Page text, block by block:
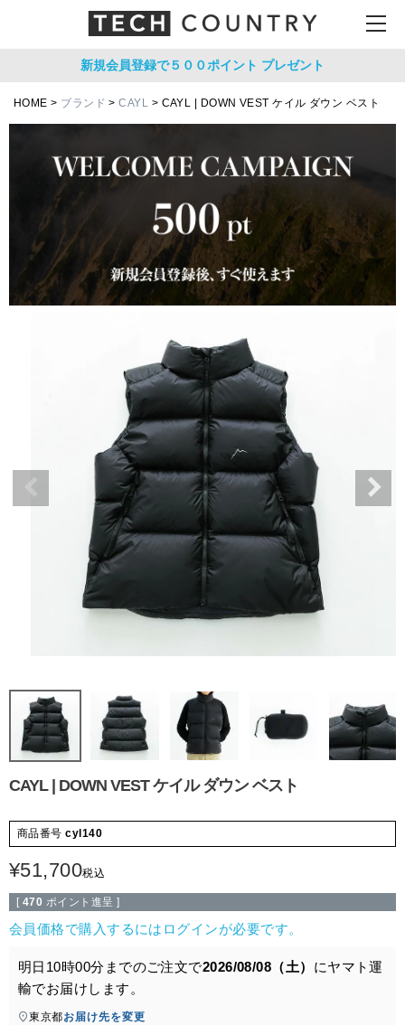
新規会員登録で５００ポイント プレゼント
HOME ブランド CAYL CAYL | DOWN VEST ケイル ダウン ベスト
CAYL | DOWN VEST ケイル ダウン ベスト
商品番号 cyl140
¥51,700税込
[ 470 ポイント進呈 ]
会員価格で購入するにはログインが必要です。
明日 10時00分 までのご注文で2026/08/08（土） にヤマト運
輸でお届けします。
東京都お届け先を変更